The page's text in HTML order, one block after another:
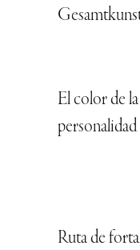
El color de la
personalidad
Ruta de